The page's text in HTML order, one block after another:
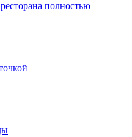
полностью